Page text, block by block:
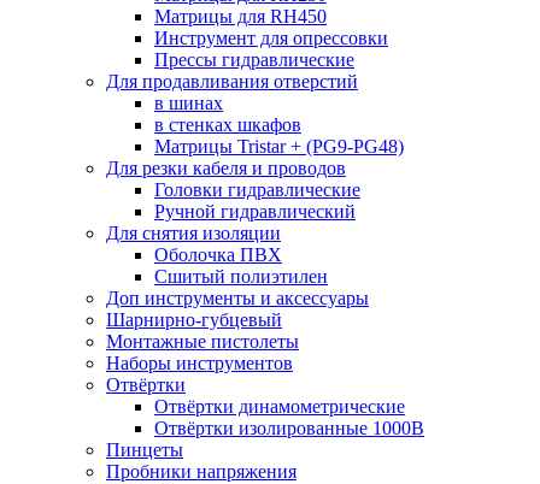
Матрицы для RH450
Инструмент для опрессовки
Прессы гидравлические
Для продавливания отверстий
в шинах
в стенках шкафов
Матрицы Tristar + (PG9-PG48)
Для резки кабеля и проводов
Головки гидравлические
Ручной гидравлический
Для снятия изоляции
Оболочка ПВХ
Сшитый полиэтилен
Доп инструменты и аксессуары
Шарнирно-губцевый
Монтажные пистолеты
Наборы инструментов
Отвёртки
Отвёртки динамометрические
Отвёртки изолированные 1000В
Пинцеты
Пробники напряжения